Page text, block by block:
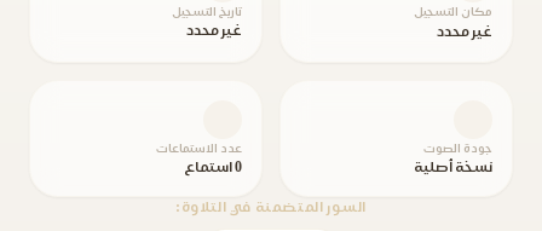
مكان التسجيل
غير محدد
تاريخ التسجيل
غير محدد
جودة الصوت
نسخة أصلية
عدد الاستماعات
0 استماع
السور المتضمنة في التلاوة: